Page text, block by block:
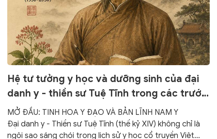
Hệ tư tưởng y học và dưỡng sinh của đại
danh y - thiền sư Tuệ Tĩnh trong các trước
tác
MỞ ĐẦU: TINH HOA Y ĐẠO VÀ BẢN LĨNH NAM Y
Đại danh y - Thiền sư Tuệ Tĩnh (thế kỷ XIV) không chỉ là
ngôi sao sáng chói trong lịch sử y học cổ truyền Việt